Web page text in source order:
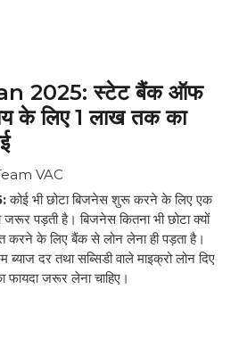
2025: स्टेट बैंक ऑफ
के लिए 1 लाख तक का
VAC
कोई भी छोटा बिजनेस शुरू करने के लिए एक
पड़ती है। बिजनेस कितना भी छोटा क्यों
करने के लिए बैंक से लोन लेना ही पड़ता है।
दर तथा सब्सिडी वाले माइक्रो लोन दिए
फायदा जरूर लेना चाहिए।